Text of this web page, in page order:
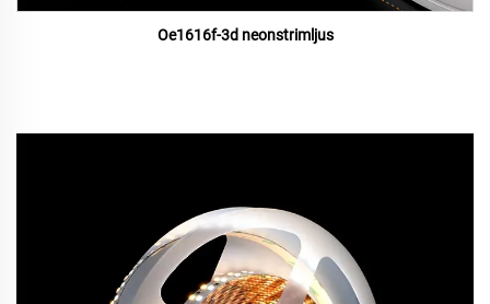
Oe1616f-3d neonstrimljus